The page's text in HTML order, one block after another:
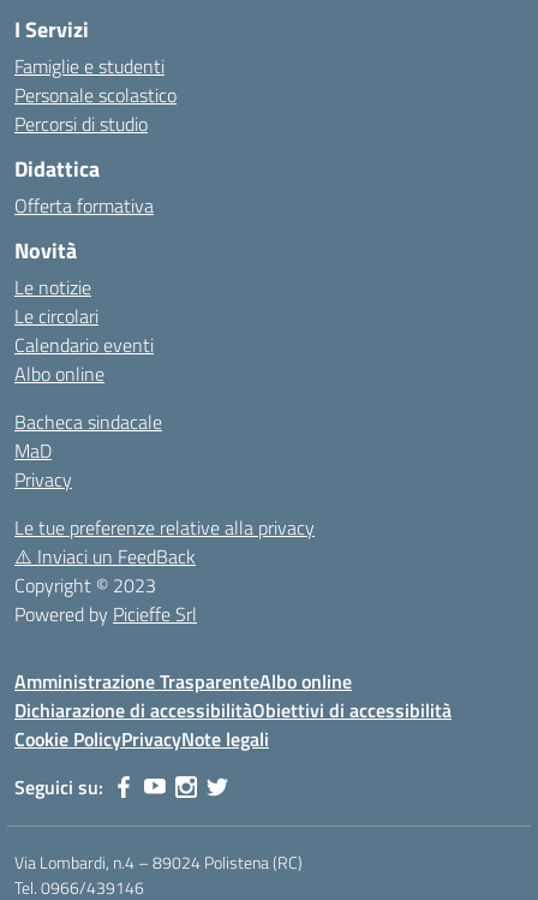
I Servizi
Famiglie e studenti
Personale scolastico
Percorsi di studio
Didattica
Offerta formativa
Novità
Le notizie
Le circolari
Calendario eventi
Albo online
Bacheca sindacale
MaD
Privacy
Le tue preferenze relative alla privacy
⚠️ Inviaci un FeedBack
Copyright © 2023
Powered by Picieffe Srl
Amministrazione TrasparenteAlbo online
Dichiarazione di accessibilitàObiettivi di accessibilità
Cookie PolicyPrivacyNote legali
Seguici su:
Via Lombardi, n.4 – 89024 Polistena (RC)
Tel. 0966/439146